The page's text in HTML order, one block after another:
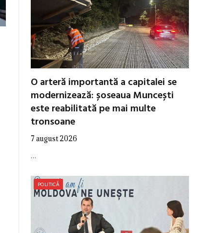
O arteră importantă a capitalei se
modernizează: șoseaua Muncești
este reabilitată pe mai multe
tronsoane
7 august 2026
…
POLITICĂ